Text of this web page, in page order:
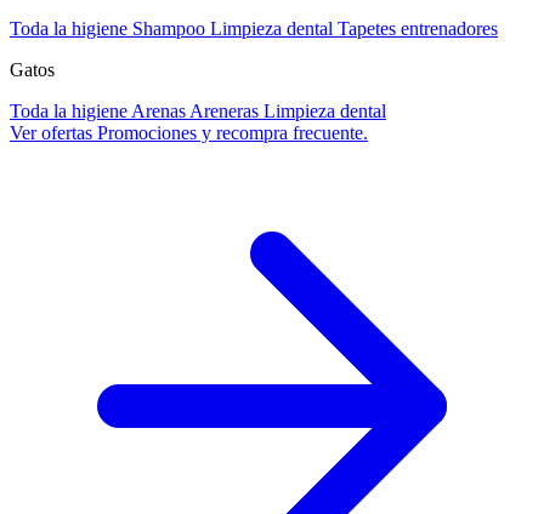
Toda la higiene Shampoo Limpieza dental Tapetes entrenadores
Gatos
Toda la higiene Arenas Areneras Limpieza dental
Ver ofertas Promociones y recompra frecuente.